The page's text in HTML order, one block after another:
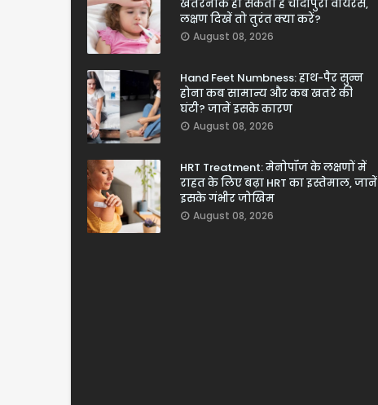
खतरनाक हो सकता है चांदीपुरा वायरस,
लक्षण दिखें तो तुरंत क्या करें?
August 08, 2026
Hand Feet Numbness: हाथ-पैर सुन्न
होना कब सामान्य और कब खतरे की
घंटी? जानें इसके कारण
August 08, 2026
HRT Treatment: मेनोपॉज के लक्षणों में
राहत के लिए बढ़ा HRT का इस्तेमाल, जानें
इसके गंभीर जोखिम
August 08, 2026